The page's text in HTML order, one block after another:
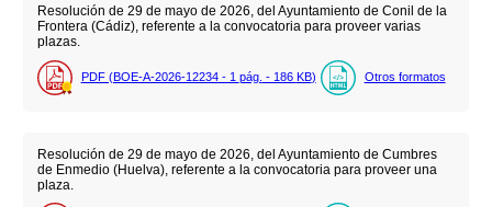
Resolución de 29 de mayo de 2026, del Ayuntamiento de Conil de la
Frontera (Cádiz), referente a la convocatoria para proveer varias
plazas.
PDF (BOE-A-2026-12234 - 1 pág. - 186 KB) Otros formatos
Resolución de 29 de mayo de 2026, del Ayuntamiento de Cumbres
de Enmedio (Huelva), referente a la convocatoria para proveer una
plaza.